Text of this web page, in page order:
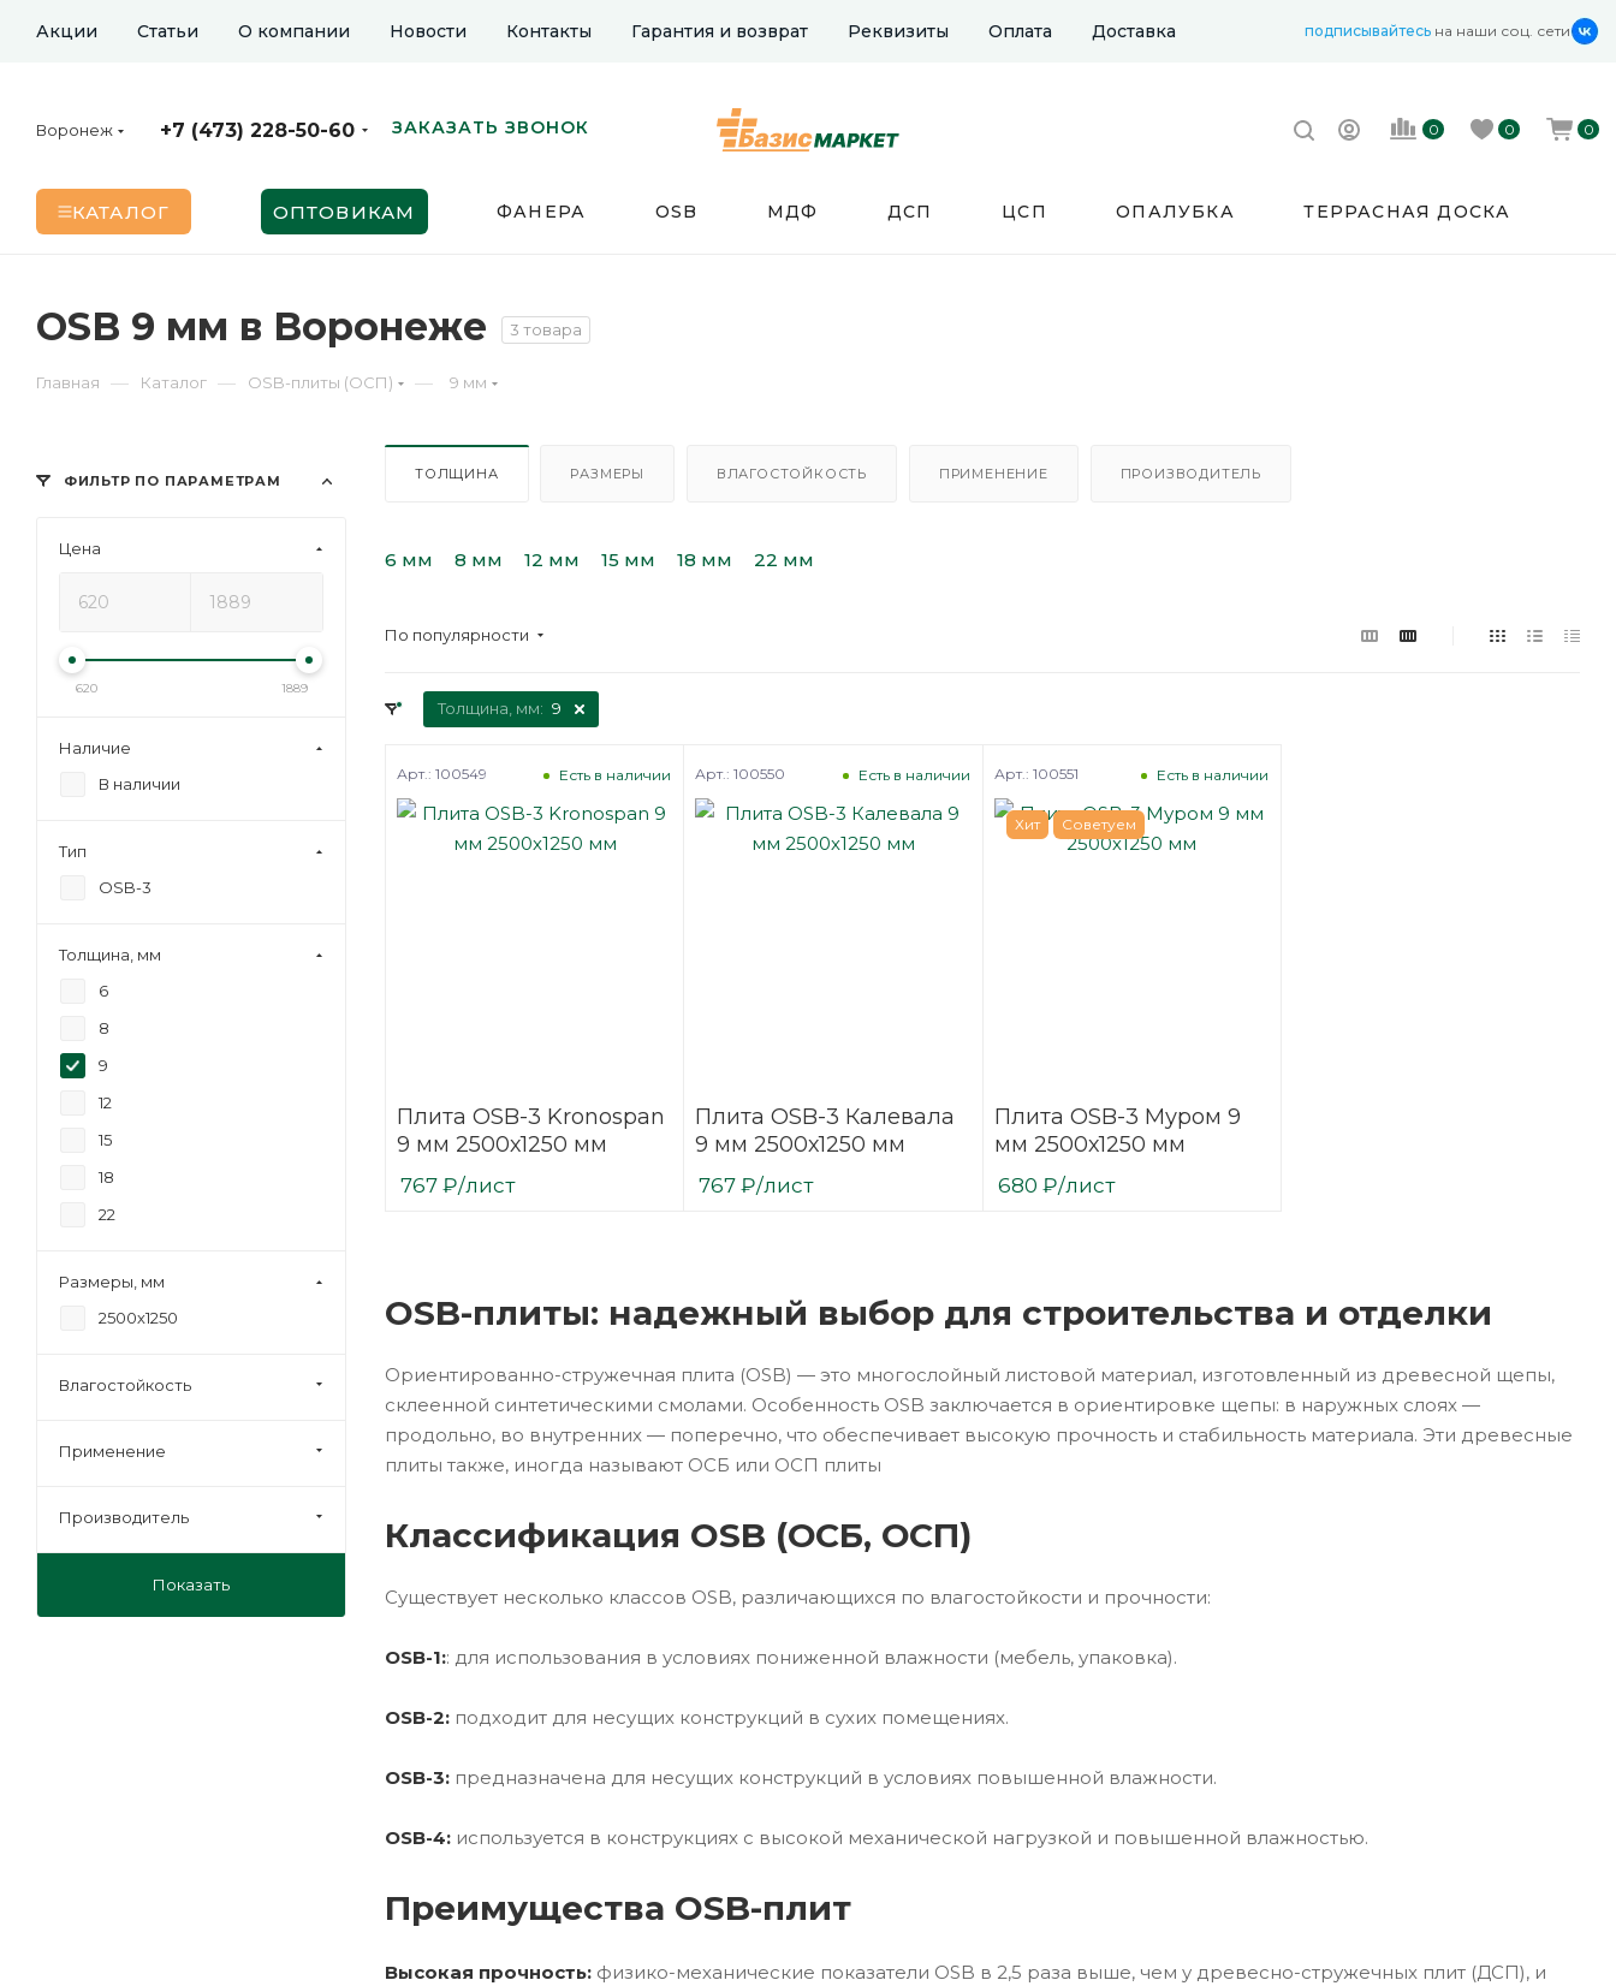
Акции Статьи О компании Новости Контакты Гарантия и возврат Реквизиты Оплата Доставка подписывайтесь на наши соц. сети
Воронеж +7 (473) 228-50-60 ЗАКАЗАТЬ ЗВОНОК 0 0 0
КАТАЛОГ ОПТОВИКАМ ФАНЕРА OSB МДФ ДСП ЦСП ОПАЛУБКА ТЕРРАСНАЯ ДОСКА
OSB 9 мм в Воронеже 3 товара
Главная — Каталог — OSB-плиты (ОСП) — 9 мм
ТОЛЩИНА РАЗМЕРЫ ВЛАГОСТОЙКОСТЬ ПРИМЕНЕНИЕ ПРОИЗВОДИТЕЛЬ
6 мм 8 мм 12 мм 15 мм 18 мм 22 мм
По популярности
Толщина, мм: 9
Плита OSB-3 Kronospan
9 мм 2500х1250 мм
Есть в наличии
Арт.: 100549
767 ₽/лист
Плита OSB-3 Калевала
9 мм 2500х1250 мм
Есть в наличии
Арт.: 100550
767 ₽/лист
Хит Советуем
Плита OSB-3 Муром 9
мм 2500х1250 мм
Есть в наличии
Арт.: 100551
680 ₽/лист
OSB-плиты: надежный выбор для строительства и отделки
Ориентированно-стружечная плита (OSB) — это многослойный листовой материал, изготовленный из древесной щепы,
склеенной синтетическими смолами. Особенность OSB заключается в ориентировке щепы: в наружных слоях —
продольно, во внутренних — поперечно, что обеспечивает высокую прочность и стабильность материала. Эти древесные
плиты также, иногда называют ОСБ или ОСП плиты
Классификация OSB (ОСБ, ОСП)
Существует несколько классов OSB, различающихся по влагостойкости и прочности:
OSB-1:: для использования в условиях пониженной влажности (мебель, упаковка).
OSB-2: подходит для несущих конструкций в сухих помещениях.
OSB-3: предназначена для несущих конструкций в условиях повышенной влажности.
OSB-4: используется в конструкциях с высокой механической нагрузкой и повышенной влажностью.
Преимущества OSB-плит
Высокая прочность: физико-механические показатели OSB в 2,5 раза выше, чем у древесно-стружечных плит (ДСП), и
ФИЛЬТР ПО ПАРАМЕТРАМ
Цена
620 1889
Наличие
В наличии
Тип
OSB-3
Толщина, мм
6
8
9
12
15
18
22
Размеры, мм
2500х1250
Влагостойкость
Применение
Производитель
Показать